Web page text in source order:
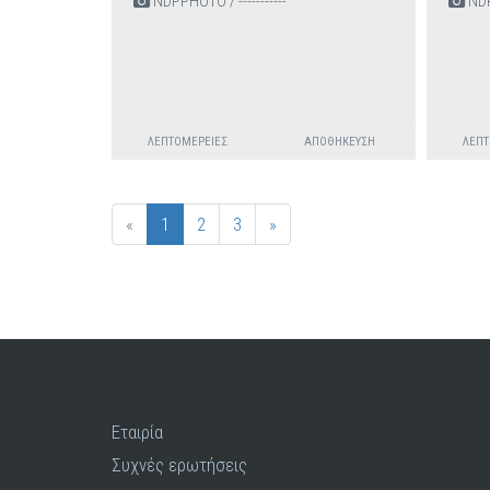
ΛΕΠΤΟΜΈΡΕΙΕΣ ΑΠΟΘΉΚΕΥΣΗ
« 1 2 3 »
Εταιρία
Συχνές ερωτήσεις